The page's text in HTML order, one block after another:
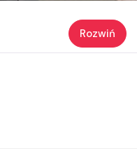
Rozwiń